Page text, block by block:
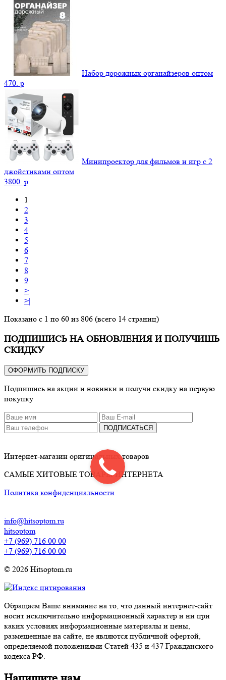
Набор дорожных органайзеров оптом
470. p
Минипроектор для фильмов и игр с 2
джойстиками оптом
3800. p
1
2
3
4
5
6
7
8
9
>
>|
Показано с 1 по 60 из 806 (всего 14 страниц)
ПОДПИШИСЬ НА ОБНОВЛЕНИЯ И ПОЛУЧИШЬ
СКИДКУ
ОФОРМИТЬ ПОДПИСКУ
Подпишись на акции и новинки и получи скидку на первую
покупку
ПОДПИСАТЬСЯ
Интернет-магазин оригинальных товаров
САМЫЕ ХИТОВЫЕ ТОВАРЫ ИНТЕРНЕТА
Политика конфиденциальности
info@hitsoptom.ru
hitsoptom
+7 (969) 716 00 00
+7 (969) 716 00 00
© 2026 Hitsoptom.ru
Обращаем Ваше внимание на то, что данный интернет-сайт
носит исключительно информационный характер и ни при
каких условиях информационные материалы и цены,
размещенные на сайте, не являются публичной офертой,
определяемой положениями Статей 435 и 437 Гражданского
кодекса РФ.